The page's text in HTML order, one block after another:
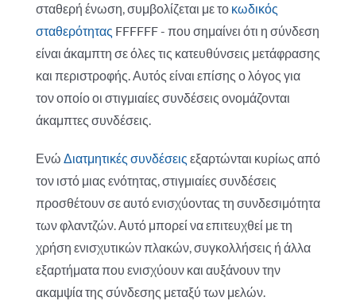
σταθερή ένωση, συμβολίζεται με το κωδικός
σταθερότητας FFFFFF - που σημαίνει ότι η σύνδεση
είναι άκαμπτη σε όλες τις κατευθύνσεις μετάφρασης
και περιστροφής. Αυτός είναι επίσης ο λόγος για
τον οποίο οι στιγμιαίες συνδέσεις ονομάζονται
άκαμπτες συνδέσεις.
Ενώ Διατμητικές συνδέσεις εξαρτώνται κυρίως από
τον ιστό μιας ενότητας, στιγμιαίες συνδέσεις
προσθέτουν σε αυτό ενισχύοντας τη συνδεσιμότητα
των φλαντζών. Αυτό μπορεί να επιτευχθεί με τη
χρήση ενισχυτικών πλακών, συγκολλήσεις ή άλλα
εξαρτήματα που ενισχύουν και αυξάνουν την
ακαμψία της σύνδεσης μεταξύ των μελών.